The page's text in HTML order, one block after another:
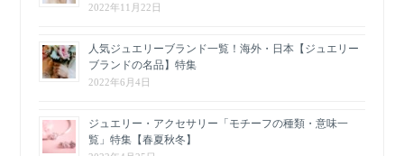
2022年11月22日
人気ジュエリーブランド一覧！海外・日本【ジュエリー
ブランドの名品】特集
2022年6月4日
ジュエリー・アクセサリー「モチーフの種類・意味一
覧」特集【春夏秋冬】